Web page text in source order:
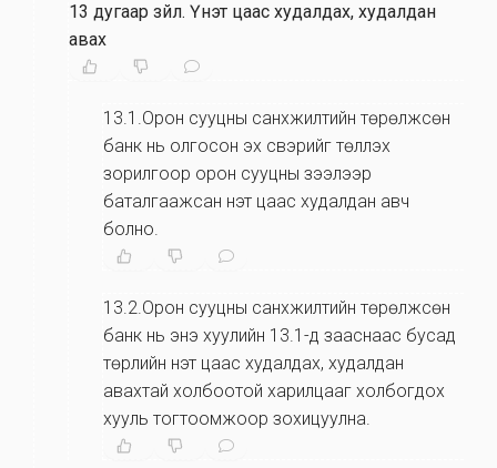
13 дугаар зүйл. Үнэт цаас худалдах, худалдан
авах
13.1.Орон сууцны санхүүжилтийн төрөлжсөн
банк нь олгосон эх үүсвэрийг төлүүлэх
зорилгоор орон сууцны зээлээр
баталгаажсан үнэт цаас худалдан авч
болно.
13.2.Орон сууцны санхүүжилтийн төрөлжсөн
банк нь энэ хуулийн 13.1-д зааснаас бусад
төрлийн үнэт цаас худалдах, худалдан
авахтай холбоотой харилцааг холбогдох
хууль тогтоомжоор зохицуулна.